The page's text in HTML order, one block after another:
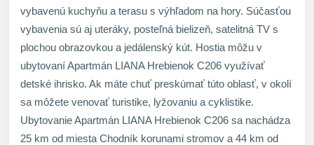
vybavenú kuchyňu a terasu s výhľadom na hory. Súčasťou
vybavenia sú aj uteráky, posteľná bielizeň, satelitná TV s
plochou obrazovkou a jedálenský kút. Hostia môžu v
ubytovaní Apartmán LIANA Hrebienok C206 využívať
detské ihrisko. Ak máte chuť preskúmať túto oblasť, v okolí
sa môžete venovať turistike, lyžovaniu a cyklistike.
Ubytovanie Apartmán LIANA Hrebienok C206 sa nachádza
25 km od miesta Chodník korunami stromov a 44 km od